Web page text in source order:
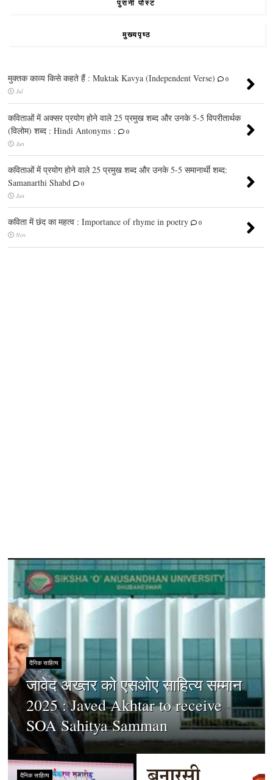
पुरानी पोस्ट
मुख्यपृष्ठ
मुक्तक काव्य किसे कहते हैं : Muktak Kavya (Independent Verse)
0
Jul
कविताओं में अक्सर प्रयोग होने वाले 25 प्रमुख शब्द और उनके 5-5 विपरीतार्थक
(विलोम) शब्द : Hindi Antonyms :
0
Jun
कविताओं में प्रयोग होने वाले 25 प्रमुख शब्द और उनके 5-5 समानार्थी शब्द:
Samanarthi Shabd
0
Jun
कविता में छंद का महत्व : Importance of rhyme in poetry
0
Nov
दैनिक साहित्य
जावेद अख्तर को एसओए साहित्य सम्मान
2025 : Javed Akhtar to receive
SOA Sahitya Samman
दैनिक साहित्य